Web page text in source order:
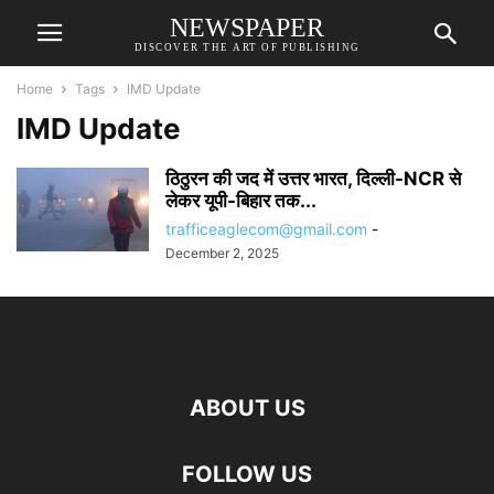
NEWSPAPER
DISCOVER THE ART OF PUBLISHING
Home Tags IMD Update
IMD Update
ठिठुरन की जद में उत्तर भारत, दिल्ली-NCR से
लेकर यूपी-बिहार तक...
trafficeaglecom@gmail.com -
December 2, 2025
ABOUT US
FOLLOW US